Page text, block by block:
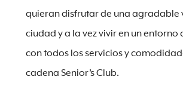
quieran disfrutar de una agradable
ciudad y a la vez vivir en un entorno
con todos los servicios y
cadena Senior’s Club.